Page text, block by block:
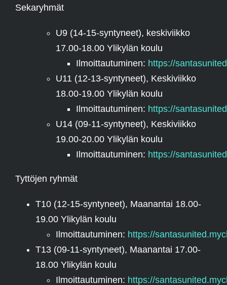
Sekaryhmät
U9 (14-15-syntyneet), keskiviikko
17.00-18.00 Ylikylän koulu
Ilmoittautuminen: https://
U11 (12-13-syntyneet), Keskiviikko
18.00-19.00 Ylikylän koulu
Ilmoittautuminen: https://
U14 (09-11-syntyneet), Keskiviikko
19.00-20.00 Ylikylän koulu
Ilmoittautuminen: https://
Tyttöjen ryhmät
T10 (12-15-syntyneet), Maanantai 18.00-
19.00 Ylikylän koulu
Ilmoittautuminen: https://
T13 (09-11-syntyneet), Maanantai 17.00-
18.00 Ylikylän koulu
Ilmoittautuminen: https://